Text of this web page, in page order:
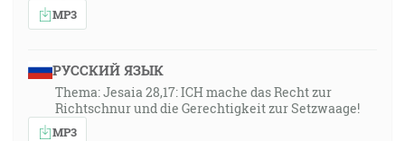
MP3
РУССКИЙ ЯЗЫК
Thema: Jesaia 28,17: ICH mache das Recht zur
Richtschnur und die Gerechtigkeit zur Setzwaage!
MP3